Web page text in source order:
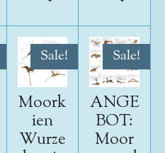
Sale!
Moork
ien
Wurze
Sale!
ANGE
BOT:
Moor